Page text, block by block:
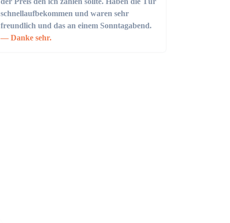
schnellaufbekommen und waren sehr
freundlich und das an einem Sonntagabend.
Danke sehr.